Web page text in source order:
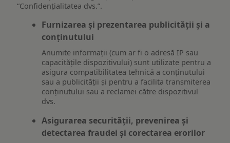
“Confidențialitatea dvs.”.
Furnizarea și prezentarea publicității și a
conținutului
Anumite informații (cum ar fi o adresă IP sau
capacitățile dispozitivului) sunt utilizate pentru a
asigura compatibilitatea tehnică a conținutului
sau a publicității și pentru a facilita transmiterea
conținutului sau a reclamei către dispozitivul
dvs.
Asigurarea securității, prevenirea și
detectarea fraudei și corectarea erorilor